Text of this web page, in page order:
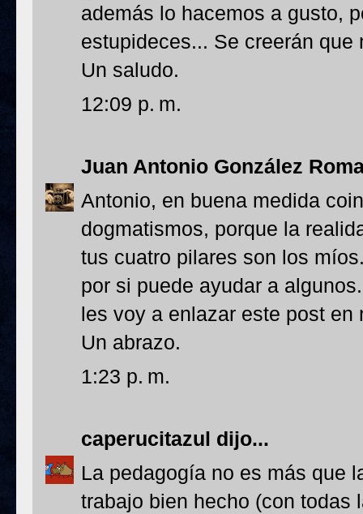
además lo hacemos a gusto,
estupideces... Se creerán
Un saludo.
12:09 p. m.
Juan Antonio González
Antonio, en buena medida
dogmatismos, porque la
tus cuatro pilares son los
por si puede ayudar a
les voy a enlazar este post en
Un abrazo.
1:23 p. m.
caperucitazul dijo...
La pedagogía no es más que
trabajo bien hecho (con todas